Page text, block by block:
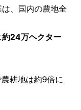
、国内の農地全
約24万ヘクター
耕地は約9倍に